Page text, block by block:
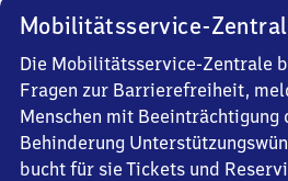
Mobilitätsservice-
Die Mobilitätsservice-Zentrale
Fragen zur Barrierefreiheit,
Menschen mit Beeinträchtigung
Behinderung
bucht für sie Tickets und